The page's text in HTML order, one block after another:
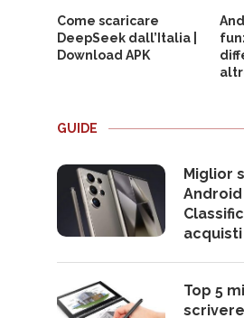
Come scaricare
DeepSeek dall’Italia |
Download APK
GUIDE
Miglior
Android
acquisti
Top 5